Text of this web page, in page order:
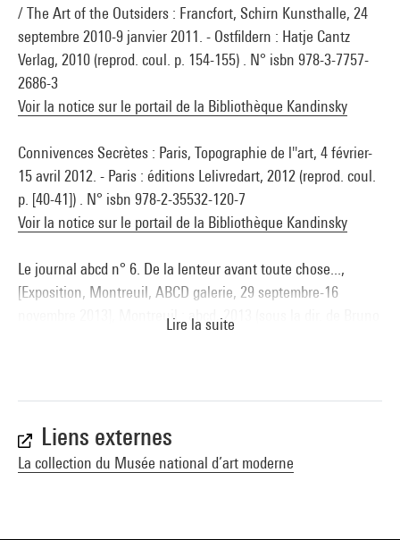
/ The Art of the Outsiders : Francfort, Schirn Kunsthalle, 24
septembre 2010-9 janvier 2011. - Ostfildern : Hatje Cantz
Verlag, 2010 (reprod. coul. p. 154-155) . N° isbn 978-3-7757-
2686-3
Voir la notice sur le portail de la Bibliothèque Kandinsky
Connivences Secrètes : Paris, Topographie de l''art, 4 février-
15 avril 2012. - Paris : éditions Lelivredart, 2012 (reprod. coul.
p. [40-41]) . N° isbn 978-2-35532-120-7
Voir la notice sur le portail de la Bibliothèque Kandinsky
Le journal abcd n° 6. De la lenteur avant toute chose...,
[Exposition, Montreuil, ABCD galerie, 29 septembre-16
novembre 2013], Montreuil : abcd, 2013 (sous la dir. de Bruno
2014 (cit. p. 128, 244 et reprod. coul. p. [126-127]) . N° isbn
978-2-08-133480-9
Voir la notice sur le portail de la Bibliothèque Kandinsky
Lire la suite
Liens externes
La collection du Musée national d’art moderne